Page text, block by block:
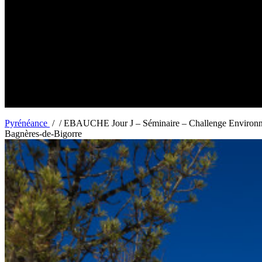
EBAUCHE Jour J – Séminaire
Pyrénéance / /EBAUCHE Jour J – Séminaire – Challenge
Bagnères-de-Bigorre